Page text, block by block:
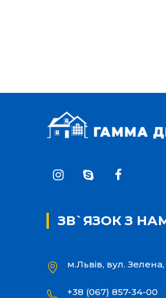
ЗВ`ЯЗОК З
м.Львів, вул. Зелена,
+38 (067) 857-34-00